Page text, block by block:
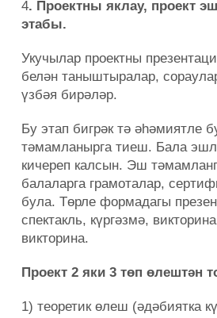
4. Проектны яклау, проект
этабы.
Укучылар проектны
белән таныштыралар,
үзбәя бирәләр.
Бу этап бигрәк тә әһәмиятле
тәмамланырга тиеш. Бала
кичереп калсын. Эш
балаларга грамоталар,
була. Төрле формадагы
спектакль, күргәзмә,
викторина.
Проект 2 яки 3 төп өлештән
1) теоретик өлеш (әдәбиятка